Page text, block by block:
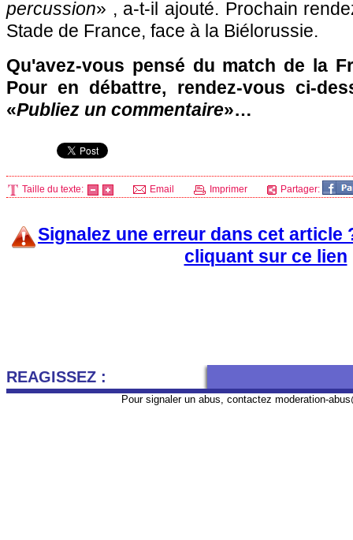
percussion» , a-t-il ajouté. Prochain
Stade de France, face à la Biélorussie.
Qu'avez-vous pensé du match de la
Pour en débattre, rendez-vous ci-
«Publiez un commentaire»…
Taille du texte: Email Imprimer Partager:
Signalez une erreur dans cet article
cliquant sur ce lien
REAGISSEZ :
Pour signaler un abus, contactez moderation-